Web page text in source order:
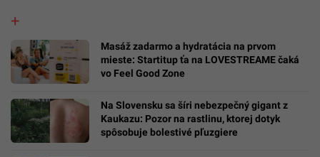
Masáž zadarmo a hydratácia na prvom
mieste: Startitup ťa na LOVESTREAME čaká
vo Feel Good Zone
Na Slovensku sa šíri nebezpečný gigant z
Kaukazu: Pozor na rastlinu, ktorej dotyk
spôsobuje bolestivé pľuzgiere